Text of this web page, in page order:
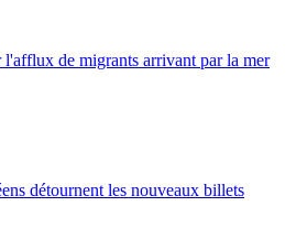
l'afflux de migrants arrivant par la mer
détournent les nouveaux billets